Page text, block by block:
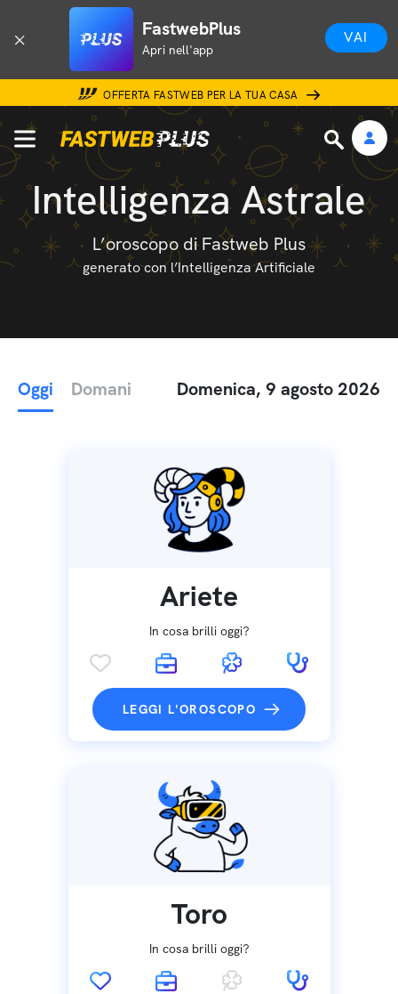
FastwebPlus
Apri nell'app
VAI
OFFERTA FASTWEB PER LA TUA CASA
Intelligenza Astrale
L’oroscopo di Fastweb Plus
generato con l’Intelligenza Artificiale
Oggi Domani Domenica, 9 agosto 2026
Ariete
In cosa brilli oggi?
LEGGI L'OROSCOPO
Toro
In cosa brilli oggi?